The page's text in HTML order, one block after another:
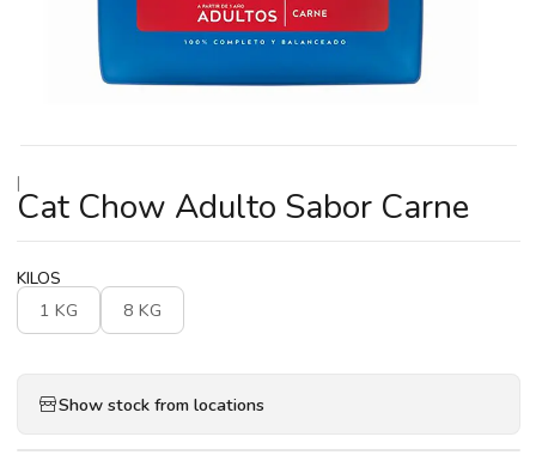
|
Cat Chow Adulto Sabor Carne
KILOS
1 KG 8 KG
Show stock from locations